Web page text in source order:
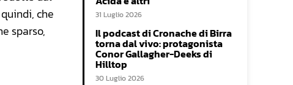
che
sparso,
31 Luglio 2026
Il podcast di Cronache di Birra
torna dal vivo: protagonista
Conor Gallagher-Deeks di
Hilltop
30 Luglio 2026